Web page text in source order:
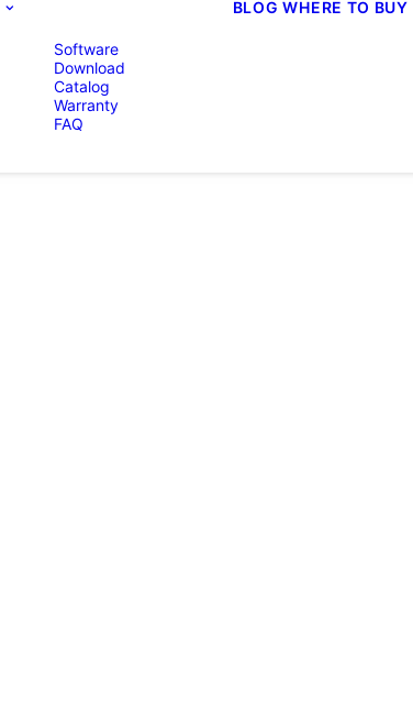
Software
Download
Catalog
Warranty
FAQ
BLOG WHERE TO BUY